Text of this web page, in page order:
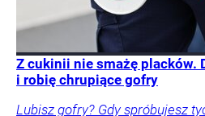
Z cukinii nie smażę placków.
i robię chrupiące gofry
Lubisz gofry? Gdy spróbujesz